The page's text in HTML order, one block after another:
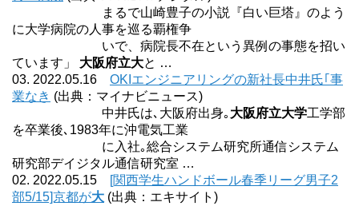
まるで山崎豊子の小説『白い巨塔』のよう
に大学病院の人事を巡る覇権争
いで、病院長不在という異例の事態を招い
ています」 大阪府立大と …
03. 2022.05.16 OKIエンジニアリングの新社長中井氏｢事
業なき (出典：マイナビニュース)
中井氏は､大阪府出身｡ 大阪府立大学工学部
を卒業後､1983年に沖電気工業
に入社｡総合システム研究所通信システム
研究部デイジタル通信研究室 …
02. 2022.05.15
[関西学生ハンドボール春季リーグ男子2
部5/15]京都が大 (出典：エキサイト)